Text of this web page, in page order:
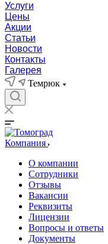
Услуги
Цены
Акции
Статьи
Новости
Контакты
Галерея
Темрюк
Компания
О компании
Сотрудники
Отзывы
Вакансии
Реквизиты
Лицензии
Вопросы и ответы
Документы